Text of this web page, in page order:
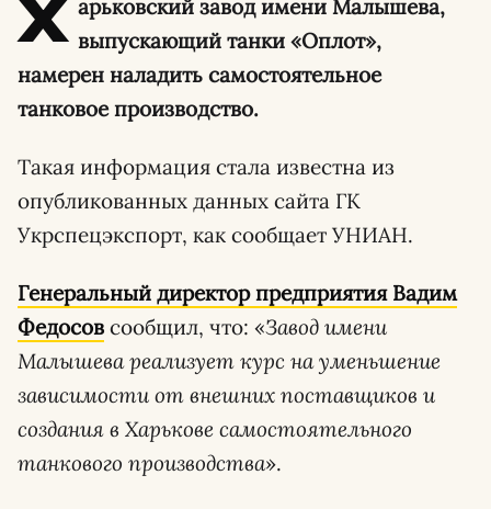
Х арьковский завод имени Малышева,
выпускающий танки «Оплот»,
намерен наладить самостоятельное
танковое производство.
Такая информация стала известна из
опубликованных данных сайта ГК
Укрспецэкспорт, как сообщает УНИАН.
Генеральный директор предприятия Вадим
Федосов сообщил, что: «Завод имени
Малышева реализует курс на уменьшение
зависимости от внешних поставщиков и
создания в Харькове самостоятельного
танкового производства».